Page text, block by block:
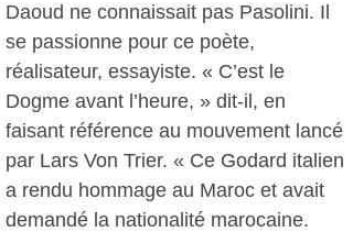
Daoud ne connaissait pas Pasolini. Il
se passionne pour ce poète,
réalisateur, essayiste. « C’est le
Dogme avant l’heure, » dit-il, en
faisant référence au mouvement lancé
par Lars Von Trier. « Ce Godard italien
a rendu hommage au Maroc et avait
demandé la nationalité marocaine.